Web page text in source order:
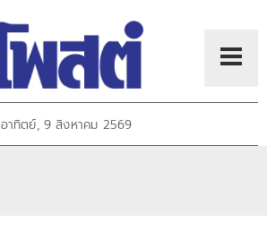
อาทิตย์, 9 สิงหาคม 2569